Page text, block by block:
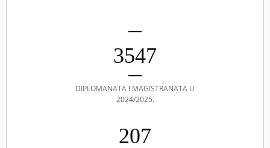
3547
DIPLOMANATA I MAGISTRANATA U
2024/2025.
207